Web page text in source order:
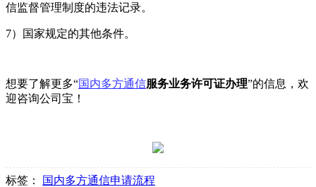
信监督管理制度的违法记录。
7）国家规定的其他条件。
想要了解更多“国内多方通信服务业务许可证办理”的信息，欢
迎咨询公司宝！
标签： 国内多方通信申请流程